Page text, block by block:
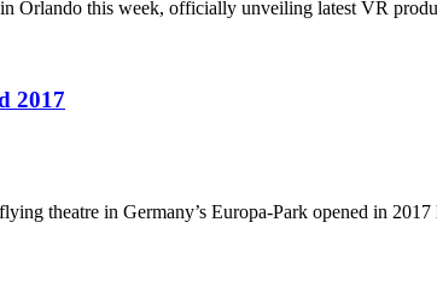
Orlando this week, officially unveiling latest VR
2017
theatre in Germany’s Europa-Park opened in